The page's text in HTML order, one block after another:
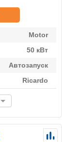
Motor
50 кВт
Автозапуск
Ricardo